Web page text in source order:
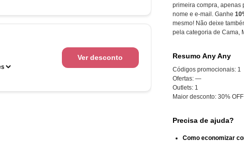
Ver desconto
primeira compra, apenas
nome e e-mail. Ganhe
mesmo! Não deixe
pela categoria de Cama,
Resumo Any Any
Códigos promocionais: 1
Ofertas: —
Outlets: 1
Maior desconto: 30% OFF
Precisa de ajuda?
Como economizar